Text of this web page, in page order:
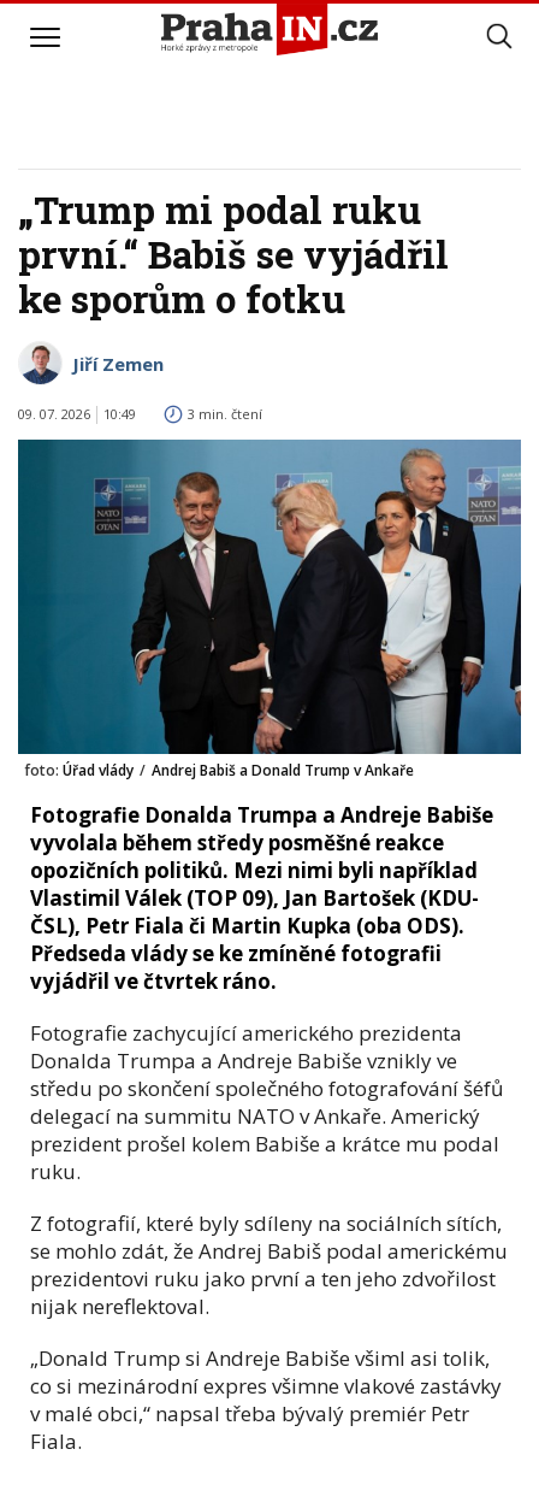
„Trump mi podal ruku
první.“ Babiš se vyjádřil
ke sporům o fotku
Jiří Zemen
09. 07. 2026 10:49 3 min. čtení
foto: Úřad vlády / Andrej Babiš a Donald Trump v Ankaře
Fotografie Donalda Trumpa a Andreje Babiše
vyvolala během středy posměšné reakce
opozičních politiků. Mezi nimi byli například
Vlastimil Válek (TOP 09), Jan Bartošek (KDU-
ČSL), Petr Fiala či Martin Kupka (oba ODS).
Předseda vlády se ke zmíněné fotografii
vyjádřil ve čtvrtek ráno.
Fotografie zachycující amerického prezidenta
Donalda Trumpa a Andreje Babiše vznikly ve
středu po skončení společného fotografování šéfů
delegací na summitu NATO v Ankaře. Americký
prezident prošel kolem Babiše a krátce mu podal
ruku.
Z fotografií, které byly sdíleny na sociálních sítích,
se mohlo zdát, že Andrej Babiš podal americkému
prezidentovi ruku jako první a ten jeho zdvořilost
nijak nereflektoval.
„Donald Trump si Andreje Babiše všiml asi tolik,
co si mezinárodní expres všimne vlakové zastávky
v malé obci,“ napsal třeba bývalý premiér Petr
Fiala.